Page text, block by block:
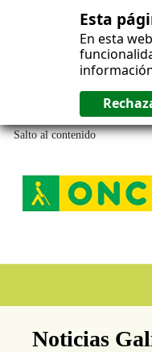
Esta
En esta
Salto al contenido
Boletín
Noticias